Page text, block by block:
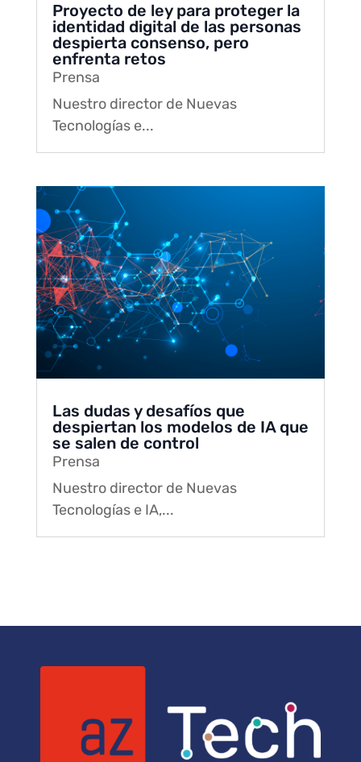
Proyecto de ley para proteger la
identidad digital de las personas
despierta consenso, pero
enfrenta retos
Prensa
Nuestro director de Nuevas
Tecnologías e...
Las dudas y desafíos que
despiertan los modelos de IA que
se salen de control
Prensa
Nuestro director de Nuevas
Tecnologías e IA,...